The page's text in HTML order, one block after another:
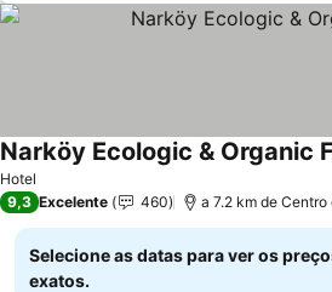
Hotel
Narköy Ecologic & Organic
9,3 Excelente 460 a 7.2 km de
Selecione as datas para ver os
exatos.